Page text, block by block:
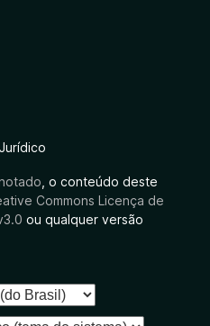
Jurídico
, o conteúdo deste
Commons Licença de
ou qualquer versão